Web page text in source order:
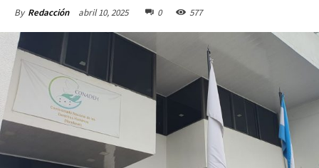
By Redacción abril 10, 2025 0 577